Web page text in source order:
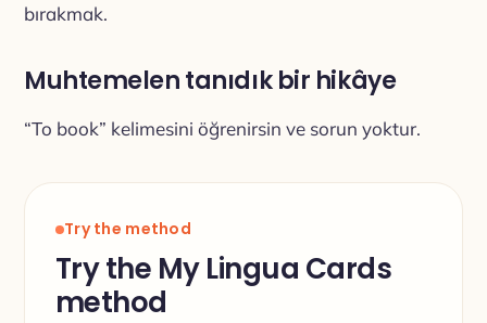
bırakmak.
Muhtemelen tanıdık bir hikâye
“To book” kelimesini öğrenirsin ve sorun yoktur.
Try the method
Try the My Lingua Cards
method